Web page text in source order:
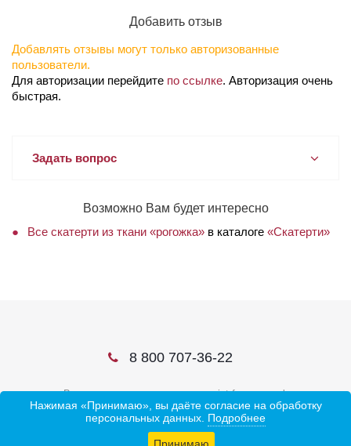
Добавить отзыв
Добавлять отзывы могут только авторизованные
пользователи.
Для авторизации перейдите по ссылке. Авторизация очень
быстрая.
Задать вопрос
Возможно Вам будет интересно
Все скатерти из ткани «рогожка» в каталоге «Скатерти»
8 800 707-36-22
В соцсетях ищите нас по слову ivtrf или ивтрф
Нажимая «Принимаю», вы даёте согласие на обработку
персональных данных. Подробнее